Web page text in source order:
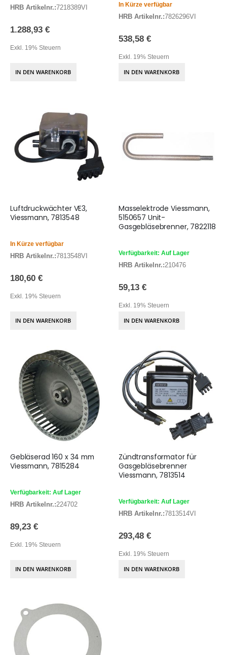
HRB Artikelnr.:7218389VI
1.288,93 €
Exkl. 19% Steuern
IN DEN WARENKORB
In Kürze verfügbar
HRB Artikelnr.:7826296VI
538,58 €
Exkl. 19% Steuern
IN DEN WARENKORB
Luftdruckwächter VE3,
Viessmann, 7813548
In Kürze verfügbar
HRB Artikelnr.:7813548VI
180,60 €
Exkl. 19% Steuern
IN DEN WARENKORB
Masselektrode Viessmann,
5150657 Unit-
Gasgebläsebrenner, 7822118
Verfügbarkeit: Auf Lager
HRB Artikelnr.:210476
59,13 €
Exkl. 19% Steuern
IN DEN WARENKORB
Gebläserad 160 x 34 mm
Viessmann, 7815284
Verfügbarkeit: Auf Lager
HRB Artikelnr.:224702
89,23 €
Exkl. 19% Steuern
IN DEN WARENKORB
Zündtransformator für
Gasgebläsebrenner
Viessmann, 7813514
Verfügbarkeit: Auf Lager
HRB Artikelnr.:7813514VI
293,48 €
Exkl. 19% Steuern
IN DEN WARENKORB